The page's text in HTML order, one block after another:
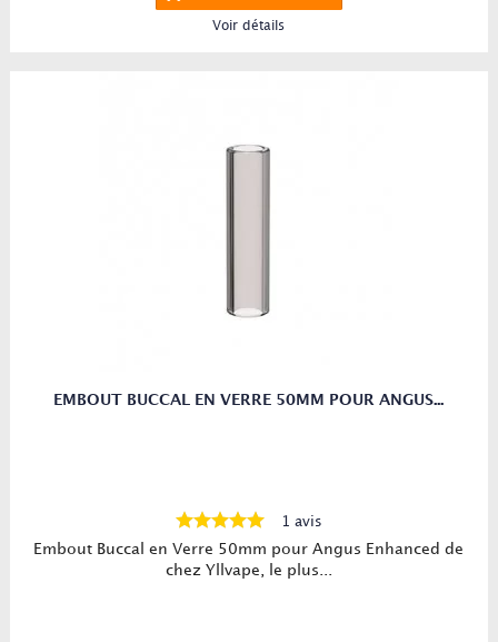
Voir détails
EMBOUT BUCCAL EN VERRE 50MM POUR ANGUS...
1 avis
Embout Buccal en Verre 50mm pour Angus Enhanced de
chez Yllvape, le plus...